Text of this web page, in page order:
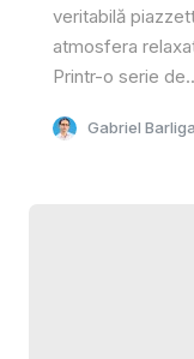
veritabilă
atmosfera
Printr-o serie
Gabriel Barliga